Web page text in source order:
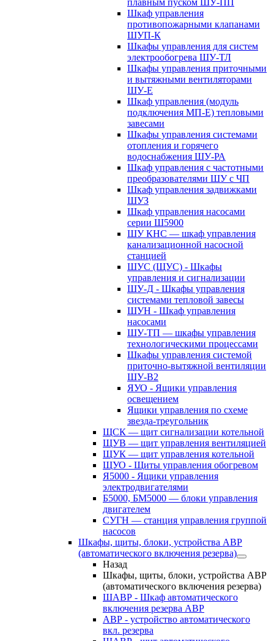
плавным пуском ШУ-ПП
Шкаф управления
противопожарными клапанами
ШУП-К
Шкафы управления для систем
электрообогрева ШУ-ТЛ
Шкафы управления приточными
и вытяжными вентиляторами
ШУ-Е
Шкаф управления (модуль
подключения МП-Е) тепловыми
завесами
Шкафы управления системами
отопления и горячего
водоснабжения ШУ-РА
Шкаф управления с частотными
преобразователями ШУ с ЧП
Шкаф управления задвижками
ШУЗ
Шкаф управления насосами
серии Ш5900
ШУ КНС — шкаф управления
канализационной насосной
станцией
ШУС (ЩУС) - Шкафы
управления и сигнализации
ШУ-Д - Шкафы управления
системами тепловой завесы
ШУН - Шкаф управления
насосами
ШУ-ТП — шкафы управления
технологическими процессами
Шкафы управления системой
приточно-вытяжной вентиляции
ШУ-В2
ЯУО - Ящики управления
освещением
Ящики управления по схеме
звезда-треугольник
ЩСК — щит сигнализации котельной
ЩУВ — щит управления вентиляцией
ЩУК — щит управления котельной
ЩУО - Щиты управления обогревом
Я5000 - Ящики управления
электродвигателями
Б5000, БМ5000 — блоки управления
двигателем
СУГН — станция управления группой
насосов
Шкафы, щиты, блоки, устройства АВР
(автоматического включения резерва)
Назад
Шкафы, щиты, блоки, устройства АВР
(автоматического включения резерва)
ШАВР - Шкаф автоматического
включения резерва АВР
АВР - устройство автоматического
вкл. резерва